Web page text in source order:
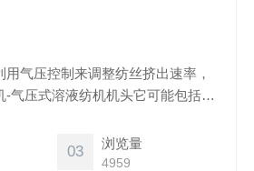
气压控制来调整纺丝挤出速率，
气压式溶液纺机机头它可能包括多
速度等参数会根据具体型号而有
03 浏览量
4959